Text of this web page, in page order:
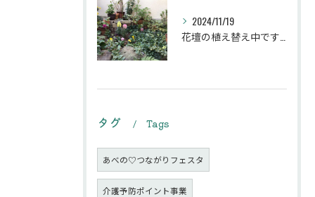
2024/11/19
タグ Tags
あべの♡つながりフェスタ
介護予防ポイント事業